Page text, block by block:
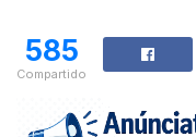
585
Compartido